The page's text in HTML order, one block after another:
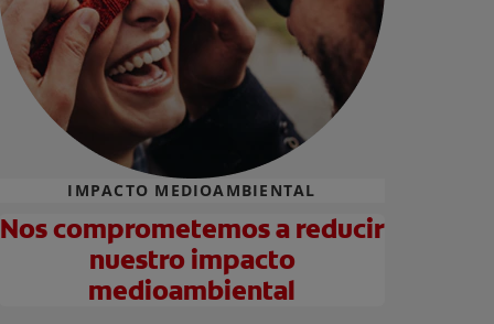
IMPACTO MEDIOAMBIENTAL
Nos comprometemos a reducir
nuestro impacto
medioambiental